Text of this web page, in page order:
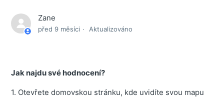
Zane
před 9 měsíci Aktualizováno
Jak najdu své hodnocení?
1. Otevřete domovskou stránku, kde uvidíte svou mapu